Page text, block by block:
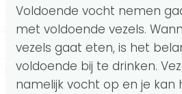
Voldoende vocht nemen
met voldoende vezels.
vezels gaat eten, is het
voldoende bij te drinken.
namelijk vocht op en je kan